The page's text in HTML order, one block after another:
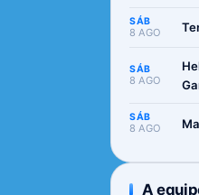
SÁB
8 AGO
SÁB
8 AGO
SÁB
8 AGO
A